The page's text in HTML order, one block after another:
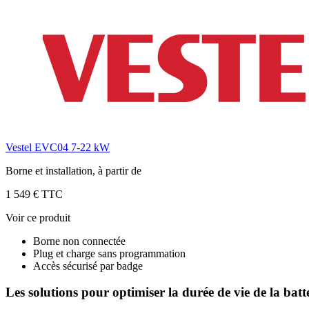
Vestel EVC04 7-22 kW
Borne et installation, à partir de
1 549 € TTC
Voir ce produit
Borne non connectée
Plug et charge sans programmation
Accès sécurisé par badge
Les solutions pour optimiser la durée de vie de la